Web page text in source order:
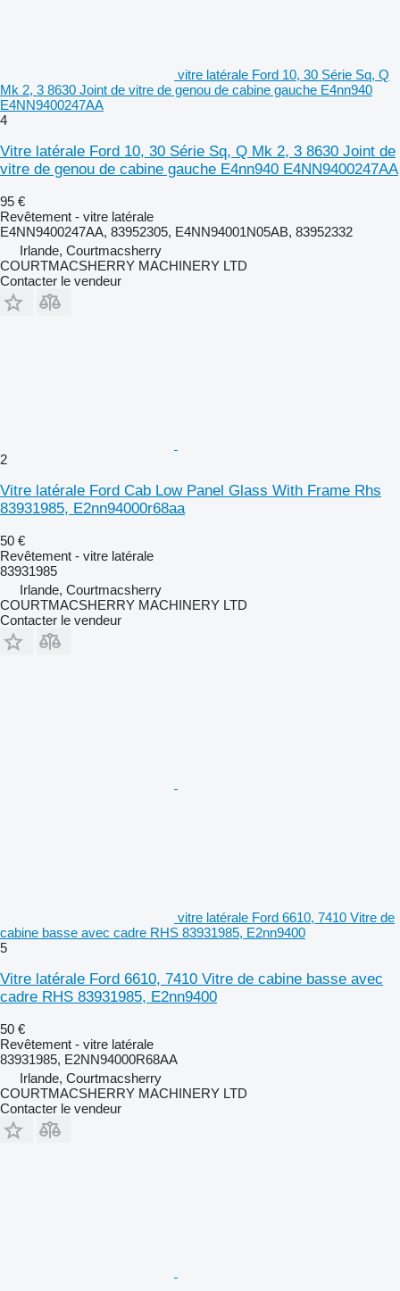
vitre latérale Ford 10, 30 Série Sq, Q
Mk 2, 3 8630 Joint de vitre de genou de cabine gauche E4nn940
E4NN9400247AA
4
Vitre latérale Ford 10, 30 Série Sq, Q Mk 2, 3 8630 Joint de
vitre de genou de cabine gauche E4nn940 E4NN9400247AA
95 €
Revêtement - vitre latérale
E4NN9400247AA, 83952305, E4NN94001N05AB, 83952332
Irlande, Courtmacsherry
COURTMACSHERRY MACHINERY LTD
Contacter le vendeur
2
Vitre latérale Ford Cab Low Panel Glass With Frame Rhs
83931985, E2nn94000r68aa
50 €
Revêtement - vitre latérale
83931985
Irlande, Courtmacsherry
COURTMACSHERRY MACHINERY LTD
Contacter le vendeur
vitre latérale Ford 6610, 7410 Vitre de
cabine basse avec cadre RHS 83931985, E2nn9400
5
Vitre latérale Ford 6610, 7410 Vitre de cabine basse avec
cadre RHS 83931985, E2nn9400
50 €
Revêtement - vitre latérale
83931985, E2NN94000R68AA
Irlande, Courtmacsherry
COURTMACSHERRY MACHINERY LTD
Contacter le vendeur